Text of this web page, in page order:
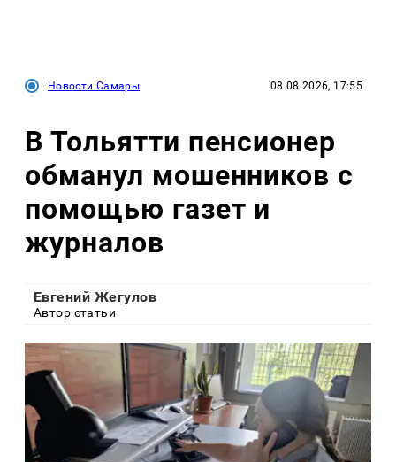
Новости Самары 08.08.2026, 17:55
В Тольятти пенсионер
обманул мошенников с
помощью газет и
журналов
Евгений Жегулов
Автор статьи